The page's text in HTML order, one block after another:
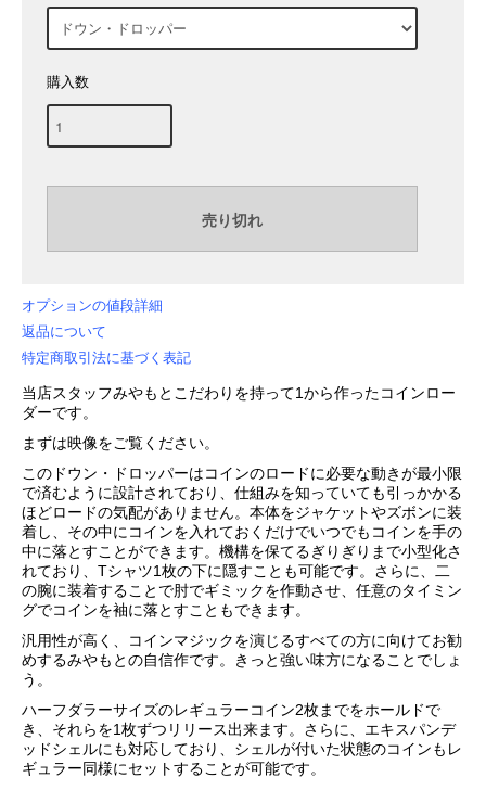
購入数
オプションの値段詳細
返品について
特定商取引法に基づく表記
当店スタッフみやもとこだわりを持って1から作ったコインロー
ダーです。
まずは映像をご覧ください。
このドウン・ドロッパーはコインのロードに必要な動きが最小限
で済むように設計されており、仕組みを知っていても引っかかる
ほどロードの気配がありません。本体をジャケットやズボンに装
着し、その中にコインを入れておくだけでいつでもコインを手の
中に落とすことができます。機構を保てるぎりぎりまで小型化さ
れており、Tシャツ1枚の下に隠すことも可能です。さらに、二
の腕に装着することで肘でギミックを作動させ、任意のタイミン
グでコインを袖に落とすこともできます。
汎用性が高く、コインマジックを演じるすべての方に向けてお勧
めするみやもとの自信作です。きっと強い味方になることでしょ
う。
ハーフダラーサイズのレギュラーコイン2枚までをホールドで
き、それらを1枚ずつリリース出来ます。さらに、エキスパンデ
ッドシェルにも対応しており、シェルが付いた状態のコインもレ
ギュラー同様にセットすることが可能です。